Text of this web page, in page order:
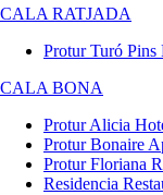
CALA RATJADA
Protur Turó Pins
CALA BONA
Protur Alicia
Protur Bonaire
Protur Floriana
Residencia